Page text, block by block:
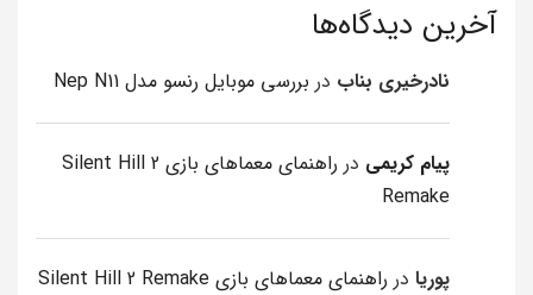
آخرین دیدگاه‌ها
نادرخیری بناب در بررسی موبایل رنسو مدل Nep N11
پیام کریمی در
راهنمای معماهای بازی Silent Hill 2
Remake
پوریا در راهنمای معماهای بازی Silent Hill 2 Remake